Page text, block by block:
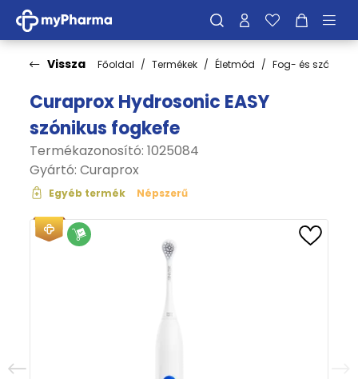
Vissza Főoldal Termékek Életmód Fog- és
Curaprox Hydrosonic EASY
szónikus fogkefe
Termékazonosító: 1025084
Gyártó: Curaprox
Egyéb termék Népszerű